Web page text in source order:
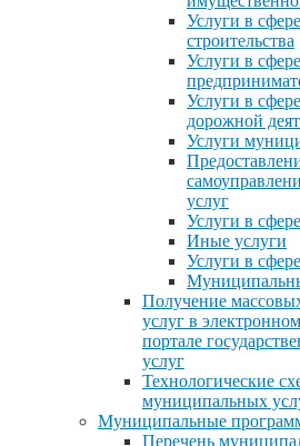
Услуги в
строительства
Услуги в
Услуги в
дорожной
Услуги
услуг
Услуги в
Иные услуги
Услуги в
Получение
услуг в
портале
услуг
Технологические
муниципальных
Муниципальные
Перечень